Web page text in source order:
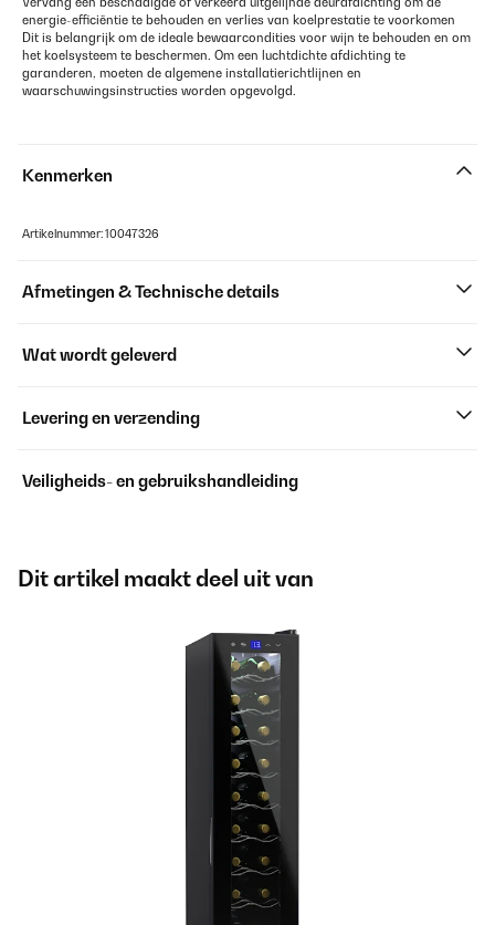
energie-efficiëntie te behouden en verlies van koelprestatie te voorkomen
Dit is belangrijk om de ideale bewaarcondities voor wijn te behouden en om
het koelsysteem te beschermen. Om een luchtdichte afdichting te
garanderen, moeten de algemene installatierichtlijnen en
waarschuwingsinstructies worden opgevolgd.
Kenmerken
Artikelnummer: 10047326
Afmetingen & Technische details
Wat wordt geleverd
Levering en verzending
Veiligheids- en gebruikshandleiding
Dit artikel maakt deel uit van